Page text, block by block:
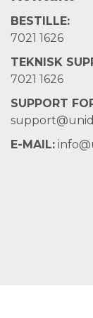
BESTILLE:
7021 1626
TEKNISK
7021 1626
SUPPORT
E-MAIL: